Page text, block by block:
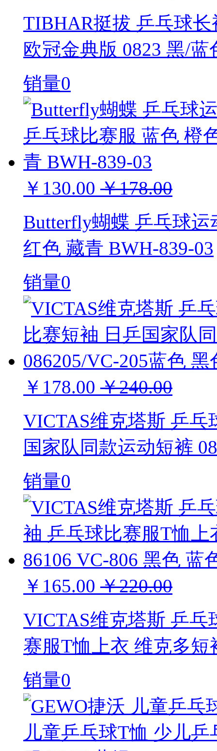
TIBHAR挺拔 乒乓球
欧冠金典版 0823 黑/蓝
销量0
￥130.00 ￥178.00
Butterfly蝴蝶 乒乓球
红色 藏青 BWH-839-03
销量0
￥178.00 ￥240.00
VICTAS维克塔斯 乒
国家队同款运动短裤
销量0
￥165.00 ￥220.00
VICTAS维克塔斯 乒
赛服T恤上衣 维克多短
销量0